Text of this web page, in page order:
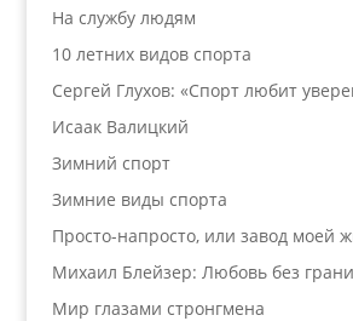
На службу людям
10 летних видов спорта
Сергей Глухов: «Спорт любит
Исаак Валицкий
Зимний спорт
Зимние виды спорта
Просто-напросто, или завод моей
Михаил Блейзер: Любовь без
Мир глазами стронгмена